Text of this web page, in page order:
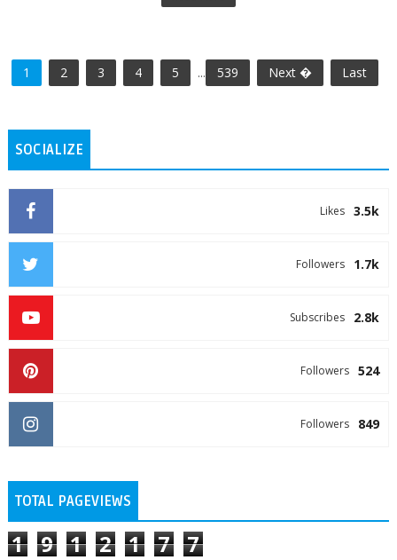
1 2 3 4 5 ... 539 Next � Last
SOCIALIZE
3.5k
Likes
1.7k
Followers
2.8k
Subscribes
524
Followers
849
Followers
TOTAL PAGEVIEWS
1 9 1 2 1 7 7